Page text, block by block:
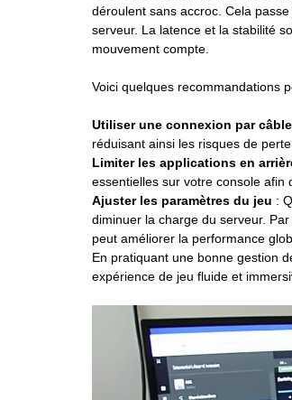
déroulent sans accroc. Cela
serveur. La latence et la stabilité
mouvement compte.
Voici quelques recommandations
Utiliser une connexion par câble
réduisant ainsi les risques de
Limiter les applications en
essentielles sur votre console afin
Ajuster les paramètres du jeu :
diminuer la charge du serveur.
peut améliorer la performance
En pratiquant une bonne gestion
expérience de jeu fluide et